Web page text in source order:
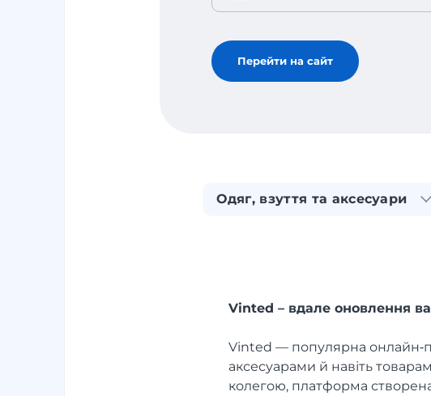
Перейти на сайт
Одяг, взуття та аксесуари
Vinted – вдале оновлення
Vinted — популярна
аксесуарами й навіть
колегою, платформа